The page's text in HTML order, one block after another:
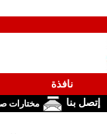
نافذة
إتصل بنا مختارات